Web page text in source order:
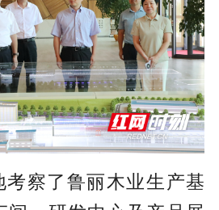
考察了鲁丽木业生产基